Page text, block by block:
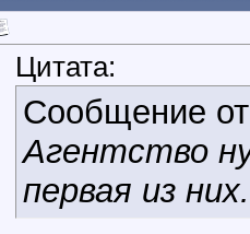
Цитата:
Сообщение
Агентство
первая из